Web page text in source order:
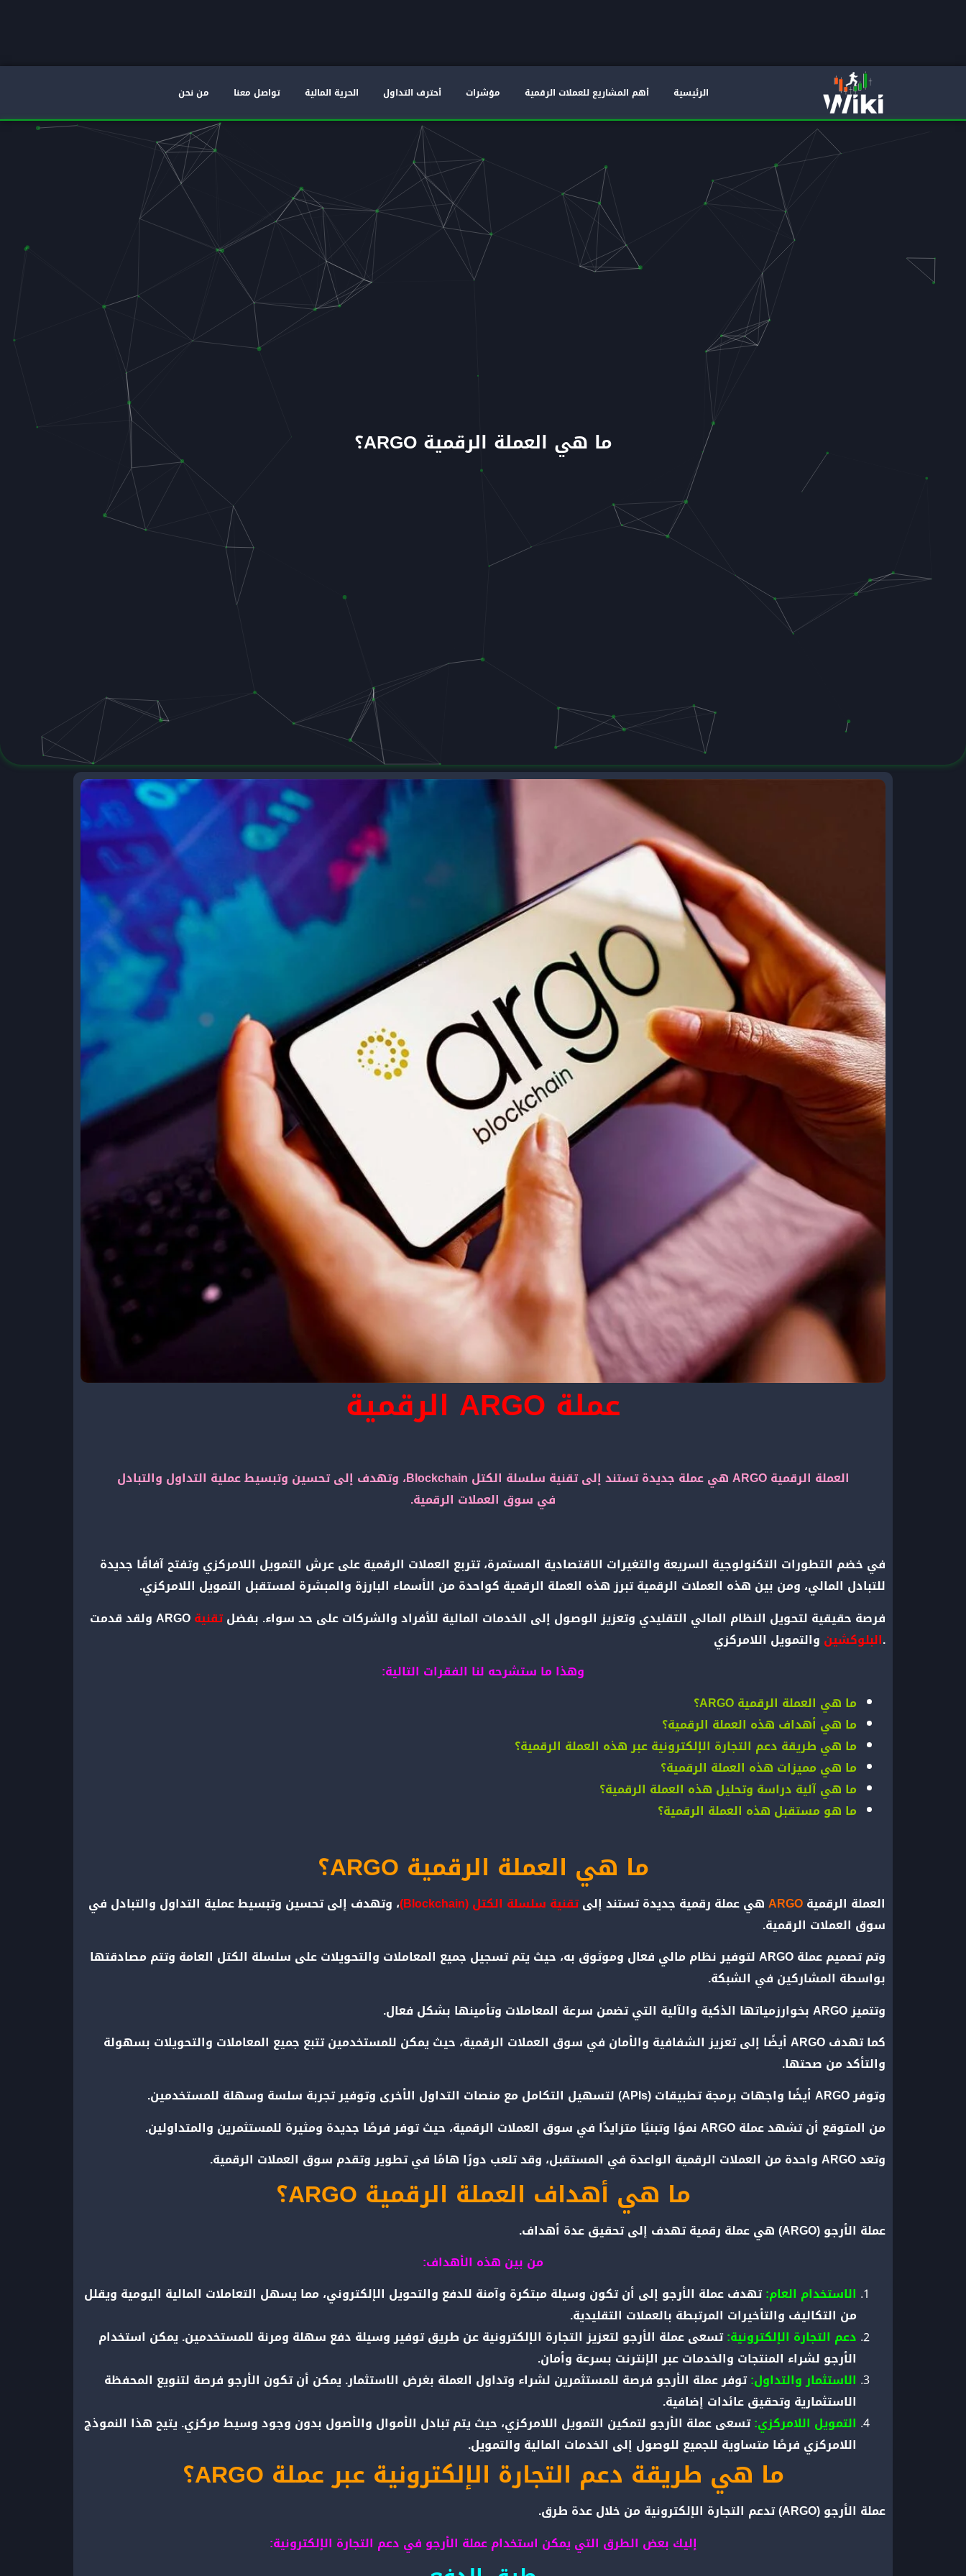
الرئيسية أهم المشاريع للعملات الرقمية مؤشرات أحترف التداول الحرية المالية تواصل معنا من نحن
ما هي العملة الرقمية ARGO؟
عملة ARGO الرقمية
العملة الرقمية ARGO هي عملة جديدة تستند إلى تقنية سلسلة الكتل Blockchain، وتهدف إلى تحسين وتبسيط عملية التداول والتبادل
في سوق العملات الرقمية.
في خضم التطورات التكنولوجية السريعة والتغيرات الاقتصادية المستمرة، تتربع العملات الرقمية على عرش التمويل اللامركزي وتفتح آفاقًا جديدة
للتبادل المالي، ومن بين هذه العملات الرقمية تبرز هذه العملة الرقمية كواحدة من الأسماء البارزة والمبشرة لمستقبل التمويل اللامركزي.
ولقد قدمت ARGO فرصة حقيقية لتحويل النظام المالي التقليدي وتعزيز الوصول إلى الخدمات المالية للأفراد والشركات على حد سواء. بفضلتقنية
البلوكشينوالتمويل اللامركزي.
وهذا ما ستشرحه لنا الفقرات التالية:
ما هي العملة الرقمية ARGO؟
ما هي أهداف هذه العملة الرقمية؟
ما هي طريقة دعم التجارة الإلكترونية عبر هذه العملة الرقمية؟
ما هي مميزات هذه العملة الرقمية؟
ما هي آلية دراسة وتحليل هذه العملة الرقمية؟
ما هو مستقبل هذه العملة الرقمية؟
ما هي العملة الرقمية ARGO؟
العملة الرقميةARGOهي عملة رقمية جديدة تستند إلىتقنية سلسلة الكتل (Blockchain)
، وتهدف إلى تحسين وتبسيط عملية التداول والتبادل في
سوق العملات الرقمية.
وتم تصميم عملة ARGO لتوفير نظام مالي فعال وموثوق به، حيث يتم تسجيل جميع المعاملات والتحويلات على سلسلة الكتل العامة وتتم مصادقتها
بواسطة المشاركين في الشبكة.
وتتميز ARGO بخوارزمياتها الذكية والآلية التي تضمن سرعة المعاملات وتأمينها بشكل فعال.
كما تهدف ARGO أيضًا إلى تعزيز الشفافية والأمان في سوق العملات الرقمية، حيث يمكن للمستخدمين تتبع جميع المعاملات والتحويلات بسهولة
والتأكد من صحتها.
وتوفر ARGO أيضًا واجهات برمجة تطبيقات (APIs) لتسهيل التكامل مع منصات التداول الأخرى وتوفير تجربة سلسة وسهلة للمستخدمين.
من المتوقع أن تشهد عملة ARGO نموًا وتبنيًا متزايدًا في سوق العملات الرقمية، حيث توفر فرصًا جديدة ومثيرة للمستثمرين والمتداولين.
وتعد ARGO واحدة من العملات الرقمية الواعدة في المستقبل، وقد تلعب دورًا هامًا في تطوير وتقدم سوق العملات الرقمية.
ما هي أهداف العملة الرقمية ARGO؟
عملة الأرجو (ARGO) هي عملة رقمية تهدف إلى تحقيق عدة أهداف.
من بين هذه الأهداف:
الاستخدام العام:تهدف عملة الأرجو إلى أن تكون وسيلة مبتكرة وآمنة للدفع والتحويل الإلكتروني، مما يسهل التعاملات المالية اليومية ويقلل
من التكاليف والتأخيرات المرتبطة بالعملات التقليدية.
دعم التجارة الإلكترونية:تسعى عملة الأرجو لتعزيز التجارة الإلكترونية عن طريق توفير وسيلة دفع سهلة ومرنة للمستخدمين. يمكن استخدام
الأرجو لشراء المنتجات والخدمات عبر الإنترنت بسرعة وأمان.
الاستثمار والتداول:توفر عملة الأرجو فرصة للمستثمرين لشراء وتداول العملة بغرض الاستثمار. يمكن أن تكون الأرجو فرصة لتنويع المحفظة
الاستثمارية وتحقيق عائدات إضافية.
التمويل اللامركزي:تسعى عملة الأرجو لتمكين التمويل اللامركزي، حيث يتم تبادل الأموال والأصول بدون وجود وسيط مركزي. يتيح هذا النموذج
اللامركزي فرصًا متساوية للجميع للوصول إلى الخدمات المالية والتمويل.
ما هي طريقة دعم التجارة الإلكترونية عبر عملة ARGO؟
عملة الأرجو (ARGO) تدعم التجارة الإلكترونية من خلال عدة طرق.
إليك بعض الطرق التي يمكن استخدام عملة الأرجو في دعم التجارة الإلكترونية: